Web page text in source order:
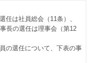
任は社員総会（11条）、
長の選任は理事会（第12
の選任について、下表の事